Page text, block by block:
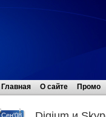
Главная О сайте Промо
Сен'08